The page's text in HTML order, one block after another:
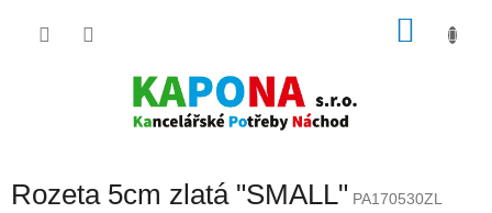
Rozeta 5cm zlatá "SMALL" PA170530ZL